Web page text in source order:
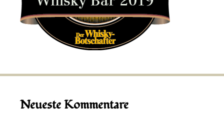
Neueste Kommentare